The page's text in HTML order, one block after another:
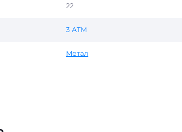
22
3 ATM
Метал